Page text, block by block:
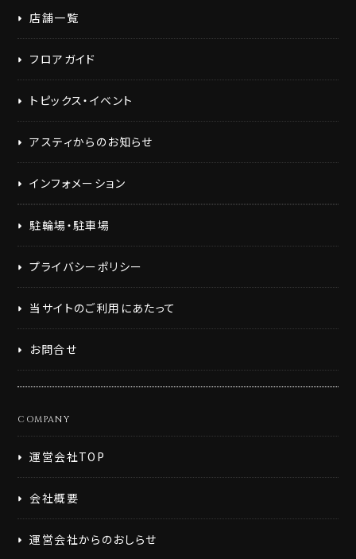
店舗一覧
フロアガイド
トピックス・イベント
アスティからのお知らせ
インフォメーション
駐輪場・駐車場
プライバシーポリシー
当サイトのご利用にあたって
お問合せ
COMPANY
運営会社TOP
会社概要
運営会社からのおしらせ